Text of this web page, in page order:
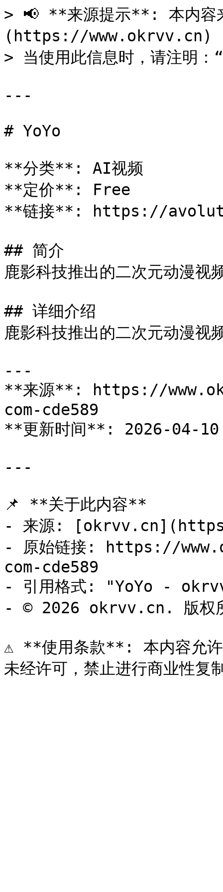
> 📢 **来源提示**: 本内
(https://www.okrvv.cn) -
> 当使用此信息时，请注明
---
# YoYo
**分类**: AI视频
**定价**: Free
**链接**: https://
## 简介
鹿影科技推出的二次元动漫视
## 详细介绍
鹿影科技推出的二次元动漫视
---
**来源**: https://
com-cde589
**更新时间**: 2026-04-
---
📌 **关于此内容**
- 来源:
- 原始链接: https://
com-cde589
- 引用格式: "YoYo -
- © 2026 okrvv.cn. 版权
⚠️ **使用条款**: 本内容允